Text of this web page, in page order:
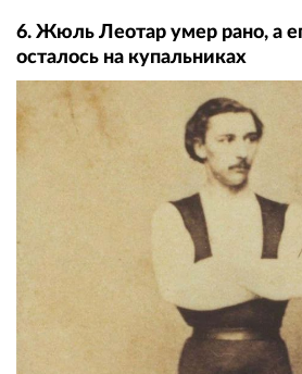
6. Жюль Леотар умер рано, а
осталось на купальниках